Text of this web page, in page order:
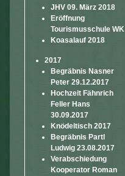
JHV 09. März 2018
Eröffnung
Tourismusschule WK
Koasalauf 2018
2017
Begräbnis Nasner
Peter 29.12.2017
Hochzeit Fähnrich
Feller Hans
30.09.2017
Knödeltisch 2017
Begräbnis Partl
Ludwig 23.08.2017
Verabschiedung
Kooperator Roman